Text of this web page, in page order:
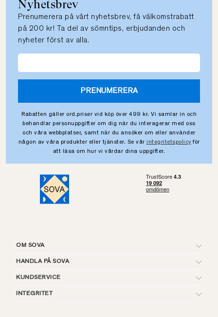
Nyhetsbrev
Prenumerera på vårt nyhetsbrev, få välkomstrabatt
på 200 kr! Ta del av sömntips, erbjudanden och
nyheter först av alla.
PRENUMERERA
Rabatten gäller ord.priser vid köp över 499 kr. Vi samlar in och
behandlar personuppgifter om dig när du interagerar med oss
och våra webbplatser, samt när du ansöker om eller använder
någon av våra produkter eller tjänster. Se vår integritetspolicy för
att läsa om hur vi vårdar dina uppgifter.
OM SOVA
HANDLA PÅ SOVA
KUNDSERVICE
INTEGRITET